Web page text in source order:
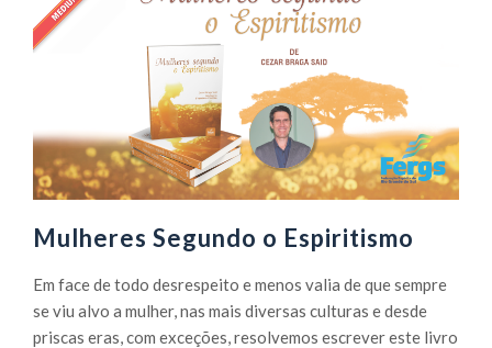
Mulheres Segundo o Espiritismo
Em face de todo desrespeito e menos valia de que sempre
se viu alvo a mulher, nas mais diversas culturas e desde
priscas eras, com exceções, resolvemos escrever este livro